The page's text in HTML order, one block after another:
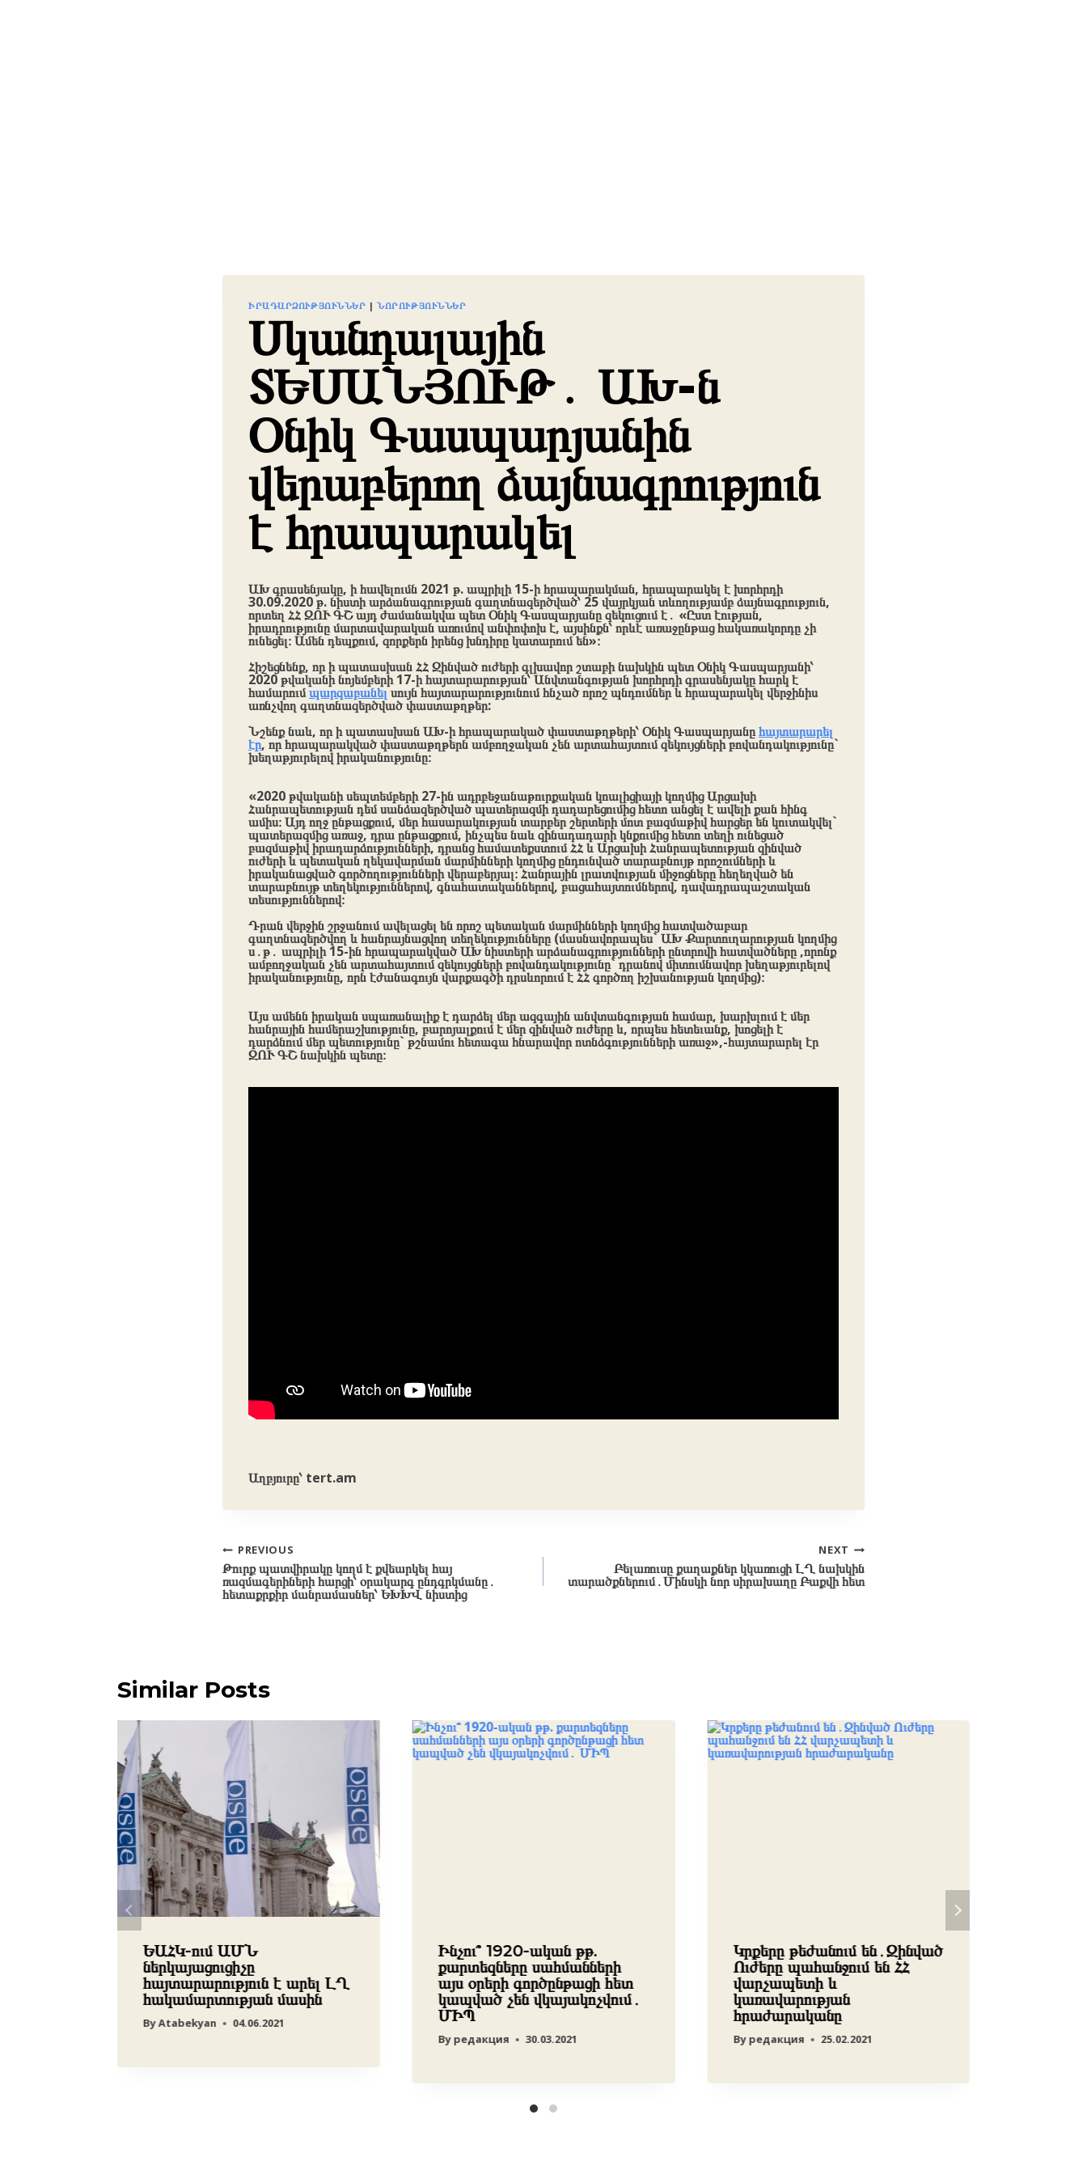
ԻՐԱԴԱՐՁՈՒԹՅՈՒՆՆԵՐ |ՆՈՐՈՒԹՅՈՒՆՆԵՐ
Սկանդալային
ՏԵՍԱՆՅՈՒԹ․ ԱԽ-ն
Օնիկ Գասպարյանին
վերաբերող ձայնագրություն
է հրապարակել
ԱԽ գրասենյակը, ի հավելումն 2021 թ. ապրիլի 15-ի հրապարակման, հրապարակել է խորհրդի
30.09.2020 թ. նիստի արձանագրության գաղտնազերծված՝ 25 վայրկյան տևողությամբ ձայնագրություն,
որտեղ ՀՀ ԶՈՒ ԳՇ այդ ժամանակվա պետ Օնիկ Գասպարյանը զեկուցում է․ «Ըստ էության,
իրադրությունը մարտավարական առումով անփոփոխ է, այսինքն՝ որևէ առաջընթաց հակառակորդը չի
ունեցել։ Ամեն դեպքում, զորքերն իրենց խնդիրը կատարում են»։
Հիշեցնենք, որ ի պատասխան ՀՀ Զինված ուժերի գլխավոր շտաբի նախկին պետ Օնիկ Գասպարյանի՝
2020 թվականի նոյեմբերի 17-ի հայտարարության՝ Անվտանգության խորհրդի գրասենյակը հարկ է
համարումպարզաբանելսույն հայտարարությունում հնչած որոշ պնդումներ և հրապարակել վերջինիս
առնչվող գաղտնազերծված փաստաթղթեր:
Նշենք նաև, որ ի պատասխան ԱԽ-ի հրապարակած փաստաթղթերի՝ Օնիկ Գասպարյանըհայտարարել
էր, որ հրապարակված փաստաթղթերն ամբողջական չեն արտահայտում զեկույցների բովանդակությունը`
խեղաթյուրելով իրականությունը։
«2020 թվականի սեպտեմբերի 27-ին ադրբեջանաթուրքական կոալիցիայի կողմից Արցախի
Հանրապետության դեմ սանձազերծված պատերազմի դադարեցումից հետո անցել է ավելի քան հինգ
ամիս։ Այդ ողջ ընթացքում, մեր հասարակության տարբեր շերտերի մոտ բազմաթիվ հարցեր են կուտակվել`
պատերազմից առաջ, դրա ընթացքում, ինչպես նաև զինադադարի կնքումից հետո տեղի ունեցած
բազմաթիվ իրադարձությունների, դրանց համատեքստում ՀՀ և Արցախի Հանրապետության զինված
ուժերի և պետական ղեկավարման մարմինների կողմից ընդունված տարաբնույթ որոշումների և
իրականացված գործողությունների վերաբերյալ։ Հանրային լրատվության միջոցները հեղեղված են
տարաբնույթ տեղեկություններով, գնահատականներով, բացահայտումներով, դավադրապաշտական
տեսություններով։
Դրան վերջին շրջանում ավելացել են որոշ պետական մարմինների կողմից հատվածաբար
գաղտնազերծվող և հանրայնացվող տեղեկությունները (մասնավորապես` ԱԽ Քարտուղարության կողմից
ս․թ․ ապրիլի 15-ին հրապարակված ԱԽ նիստերի արձանագրությունների ընտրովի հատվածները ,որոնք
ամբողջական չեն արտահայտում զեկույցների բովանդակությունը` դրանով միտումնավոր խեղաթյուրելով
իրականությունը, որն էժանագույն վարքագծի դրսևորում է ՀՀ գործող իշխանության կողմից)։
Այս ամենն իրական սպառանալիք է դարձել մեր ազգային անվտանգության համար, խարխլում է մեր
հանրային համերաշխությունը, բարոյալքում է մեր զինված ուժերը և, որպես հետեւանք, խոցելի է
դարձնում մեր պետությունը` թշնամու հետագա հնարավոր ոտնձգությունների առաջ»,-հայտարարել էր
ԶՈՒ ԳՇ նախկին պետը։
Աղբյուրը՝ tert.am
Post
navigation
PREVIOUS
Թուրք պատվիրակը կողմ է քվեարկել հայ
ռազմագերիների հարցի՝ օրակարգ ընդգրկմանը․
հետաքրքիր մանրամասներ՝ ԵԽԽՎ նիստից
NEXT
Բելառուսը քաղաքներ կկառուցի ԼՂ նախկին
տարածքներում․Մինսկի նոր սիրախաղը Բաքվի հետ
Similar Posts
ԵԱՀԿ-ում ԱՄՆ
ներկայացուցիչը
հայտարարություն է արել ԼՂ
հակամարտության մասին
ByAtabekyan 04.06.2021
Ինչու՞ 1920-ական թթ.
քարտեզները սահմանների
այս օրերի գործընթացի հետ
կապված չեն վկայակոչվում․
ՄԻՊ
Byредакция 30.03.2021
Կրքերը թեժանում են․Զինված
Ուժերը պահանջում են ՀՀ
վարչապետի և
կառավարության
հրաժարականը
By редакция 25.02.2021